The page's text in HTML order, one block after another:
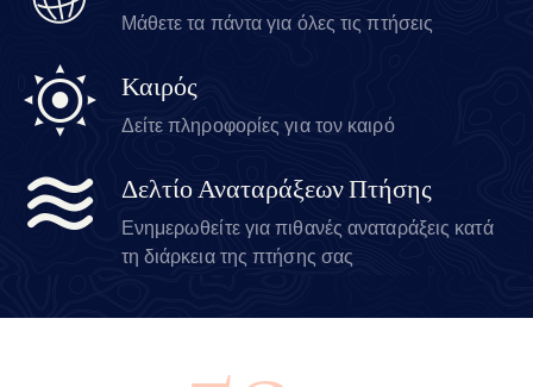
Μάθετε τα πάντα για όλες τις πτήσεις
Καιρός
Δείτε πληροφορίες για τον καιρό
Δελτίο Αναταράξεων Πτήσης
Ενημερωθείτε για πιθανές αναταράξεις κατά
τη διάρκεια της πτήσης σας